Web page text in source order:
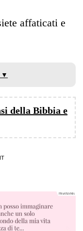
affaticati e
▼
della Bibbia e